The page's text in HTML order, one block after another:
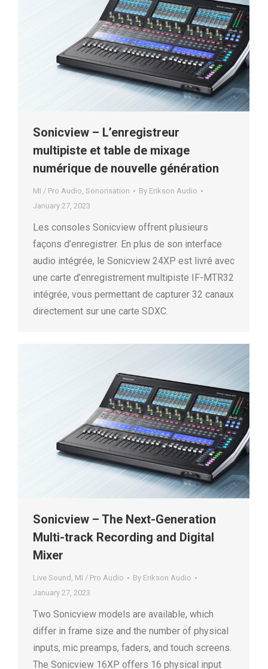
Sonicview – L’enregistreur
multipiste et table de mixage
numérique de nouvelle génération
MI / Pro Audio, Sonorisation By Erikson Audio
January 27, 2023
Les consoles Sonicview offrent plusieurs
façons d’enregistrer. En plus de son interface
audio intégrée, le Sonicview 24XP est livré avec
une carte d’enregistrement multipiste IF-MTR32
intégrée, vous permettant de capturer 32 canaux
directement sur une carte SDXC.
Sonicview – The Next-Generation
Multi-track Recording and Digital
Mixer
Live Sound , MI / Pro Audio By Erikson Audio
January 27, 2023
Two Sonicview models are available, which
differ in frame size and the number of physical
inputs, mic preamps, faders, and touch screens.
The Sonicview 16XP offers 16 physical input